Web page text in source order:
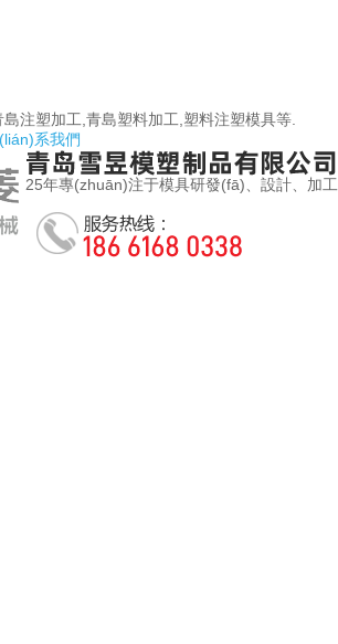
注塑加工,青島塑料加工,塑料注塑模具等.
系我們
25年專(zhuān)注于模具研發(fā)、設計、加工